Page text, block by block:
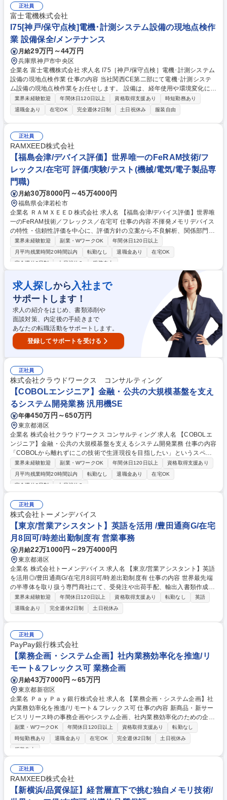
場視点での設備仕様提案や不具合対策 年2～3回程度の出張（国内外の製
造拠点支援） 募集職種 SK04【鈴鹿/製造オペレーター】EV向け車載製品
の組立・現場管理・QCD改善
正社員
富士電機株式会社
I75[神戸/保守点検]電機･計測システム設備の現地点検作
業 設備保全/メンテナンス
月給29万円～44万円
兵庫県神戸市中央区
企業名 富士電機株式会社 求人名 I75［神戸/保守点検］電機･計測システム
設備の現地点検作業 仕事の内容 当社関西CE第二部にて電機･計測システ
ム設備の現地点検作業をお任せします。 設備は、経年使用や環境変化によ
り予期せぬ故障・事故を引き起こす可能性があり、特に重要機器のトラブ
ルは操業全体に深刻な影響を及ぼします。富士電機の設計・製造・試験に
関するノウハウ・判定基準を基にした 確かな品質管理と長年の経験に基づ
いた技術力で、メンテナンスサービスや予防保全・リフレッシュを通じて
安定操業を支えております。 募集職種 I75［神戸/保守点検］電機･計測シ
ステム設備の現地点検作業
業界未経験歓迎 年間休日120日以上 資格取得支援あり
時短勤務あり
退職金あり
在宅OK 完全週休2日制 土日祝休み 服装自由
正社員
RAMXEED株式会社
【福島会津/デバイス評価】世界唯一のFeRAM技術/フ
レックス/在宅可 評価/実験/テスト(機械/電気/電子製品専
門職)
月給30万8000円～45万4000円
福島県会津若松市
企業名 ＲＡＭＸＥＥＤ株式会社 求人名 【福島会津/デバイス評価】世界唯
一のFeRAM技術／フレックス／在宅可 仕事の内容 不揮発メモリデバイス
の特性・信頼性評価を中心に、評価方針の立案から不良解析、関係部門・
顧客との技術調整まで一貫して担い、製品品質と量産安定化を技術面から
支える重要ポジションです。 ■ロジックテスターを用いた電気特性・信頼
性評価の実行 ■メモリテスターによるウェーハ評価と課題抽出 ■パッケー
発防止策の立案・実行 ■関連部門への技術フィードバックと製品仕様への
反映 ■国内外顧客へのデータ説明、工場監査等の技術レビュー対応 募集職
種 【福島会津/デバイス評価】世界唯一のFeRAM技術／フレックス／在宅
可
業界未経験歓迎 副業・WワークOK
年間休日120日以上
月平均残業時間20時間以内
転勤なし 退職金あり
在宅OK
完全週休2日制
土日祝休み 服装自由
求人探しから 入社まで
サポートします！
求人の紹介をはじめ、書類添削や
面談対策、内定後の手続きまで
あなたの転職活動をサポートします。
登録してサポートを受ける
正社員
株式会社クラウドワークス コンサルティング
【COBOLエンジニア】金融・公共の大規模基盤を支え
るシステム開発業務 汎用機SE
年俸450万円～650万円
東京都港区
企業名 株式会社クラウドワークス コンサルティング 求人名 【COBOLエ
ンジニア】金融・公共の大規模基盤を支えるシステム開発業務 仕事の内容
「COBOLから離れずにこの技術で生涯現役を目指したい」というスペシ
ャリストを求めています。新しい言語に振り回されるのではなく、培って
きた業務知識と確実なコードで、社会のインフラを守る。そんな誇りを持
て る環境を用意しています。【詳細】顧客先にて、日本の経済基盤を支え
【公共・官公庁関連】公的制度システムの品質管理・テスト支援プロジェ
クト 【金融・決済インフラ】大手カード決済基幹システムの保守・開発
【銀行・勘定系】金融機関向け 次世代基盤への刷新支援 募集職種 【COB
OLエンジニア】金融・公共の大規模基盤を支えるシステム開発業務
業界未経験歓迎 副業・WワークOK 年間休日120日以上
資格取得支援あり
月平均残業時間20時間以内
転勤なし 退職金あり
在宅OK
完全週休2日制
土日祝休み
正社員
株式会社トーメンデバイス
【東京/営業アシスタント】英語を活用 /豊田通商G/在宅
月8回可/時差出勤制度有 営業事務
月給22万1000円～29万4000円
東京都港区
企業名 株式会社トーメンデバイス 求人名 【東京/営業アシスタント】英語
を活用◎/豊田通商G/在宅月8回可/時差出勤制度有 仕事の内容 世界最先端
の半導体を取り扱う専門商社にて、受発注や出荷手配、輸出入書類作成な
ど営業活動を支える業務を担当いただきます。国内外の取引先や海外拠点
と連携しながら半導体ビジネスを支えるポジションです。 【主な業務内
容】 ■受発注・出荷・検収・請求・支払処理 ■社内基幹システム・顧客シ
ステムへの入力業務 ■輸出入書類作成・海外とのメール対応 ■Excelを用い
た資料作成・データ集計 ■営業担当のサポート、電話・来客対応 募集職種
【東京/営業アシスタント】英語を活用◎/豊田通商G/在宅月8回可/時差出
勤制度有
業界未経験歓迎 年間休日120日以上 資格取得支援あり 転勤なし
英語
退職金あり
完全週休2日制 土日祝休み
正社員
PayPay銀行株式会社
【業務企画・システム企画】社内業務効率化を推進/リ
モート&フレックス可 業務企画
月給43万7000円～65万円
東京都新宿区
企業名 ＰａｙＰａｙ銀行株式会社 求人名 【業務企画・システム企画】社
内業務効率化を推進/リモート＆フレックス可 仕事の内容 新商品・新サー
ビスリリース時の事務企画やシステム企画、社内業務効率化のための企画
立案など、PayPay銀行内における案件に広く携わっていただきます。
【社内業務効率化案件の企画立案/推進】 ■社内の新業務や業務効率化に向
けた運用改善、システム化企画、業務フロー構築に関する業務 【事務全
に関する業務、および各事務における運用方法の改善企画■委託先管理に
関する業務 募集職種 【業務企画・システム企画】社内業務効率化を推進/
リモート＆フレックス可
副業・WワークOK 年間休日120日以上 資格取得支援あり
転勤なし
時短勤務あり
退職金あり 在宅OK 完全週休2日制
土日祝休み
服装自由
正社員
RAMXEED株式会社
【新横浜/品質保証】経営層直下で挑む独自メモリ技術/